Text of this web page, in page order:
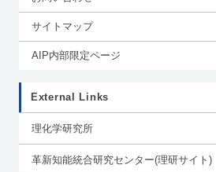
サイトマップ
AIP内部限定ページ
External Links
理化学研究所
革新知能統合研究センター(理研サイト)